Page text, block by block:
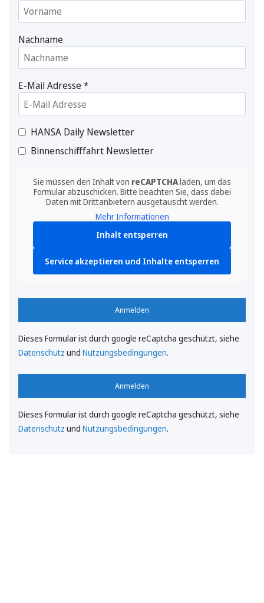
Nachname
E-Mail Adresse*
HANSA Daily Newsletter
Binnenschifffahrt Newsletter
Sie müssen den Inhalt von reCAPTCHAladen, um das
Formular abzuschicken. Bitte beachten Sie, dass dabei
Daten mit Drittanbietern ausgetauscht werden.
Mehr Informationen
Inhalt entsperren
Service akzeptieren und Inhalte entsperren
Anmelden
Dieses Formular ist durch google reCaptcha geschützt, siehe
Datenschutz und Nutzungsbedingungen.
Anmelden
Dieses Formular ist durch google reCaptcha geschützt, siehe
Datenschutz und Nutzungsbedingungen.